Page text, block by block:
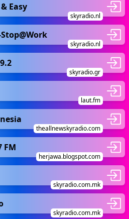
Easy
skyradio.nl
skyradio.nl
skyradio.gr
laut.fm
theallnewskyradio.com
FM
herjawa.blogspot.com
skyradio.com.mk
skyradio.com.mk